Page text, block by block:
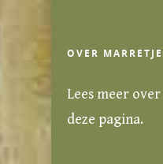
OVER MARRETJE
Lees meer
deze pagina.